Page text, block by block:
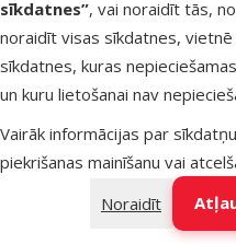
sīkdatnes”, vai noraidīt tās,
noraidīt visas sīkdatnes,
sīkdatnes, kuras
un kuru lietošanai nav
Vairāk informācijas par
piekrišanas mainīšanu vai
Noraidīt